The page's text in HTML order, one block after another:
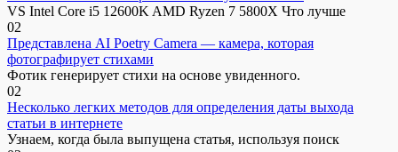
VS Intel Core i5 12600K AMD Ryzen 7 5800X Что лучше
02
Представлена AI Poetry Camera — камера, которая
фотографирует стихами
Фотик генерирует стихи на основе увиденного.
02
Несколько легких методов для определения даты выхода
статьи в интернете
Узнаем, когда была выпущена статья, используя поиск